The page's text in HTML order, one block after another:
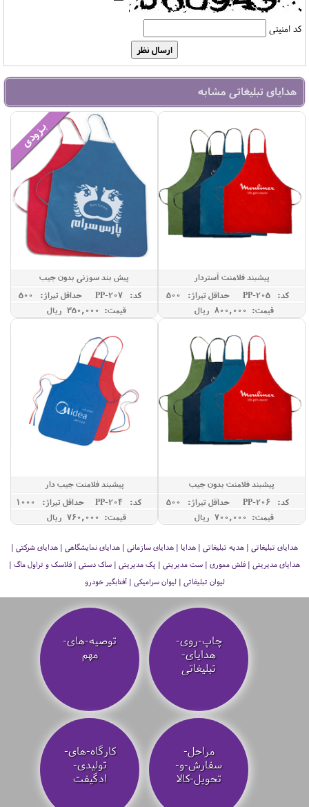
کد امنیتی
هدایای تبلیغاتی مشابه
پیشبند فلامنت آستردار
کد: PP-205
حداقل تيراژ: 500
قیمت: 800,000 ريال
پیش بند سوزنی بدون جیب
کد: PP-207
حداقل تيراژ: 500
قیمت: 350,000 ريال
پیشبند فلامنت بدون جیب
کد: PP-206
حداقل تيراژ: 500
قیمت: 700,000 ريال
پیشبند فلامنت جیب دار
کد: PP-204
حداقل تيراژ: 1000
قیمت: 760,000 ريال
هدایای تبلیغاتی | هدیه تبلیغاتی | هدایا | هدایای سازمانی | هدایای نمایشگاهی | هدایای شرکتی |
هدایای مدیریتی | فلش مموری | ست مدیریتی | پک مدیریتی | ساک دستی | فلاسک و تراول ماگ |
لیوان تبلیغاتی | لیوان سرامیکی | آفتابگیر خودرو
چاپ-روی-
هدایای-
تبلیغاتی
توصیه‌-های-
مهم
مراحل-
سفارش-و-
تحویل-کالا
کارگاه-های-
تولیدی-
ادگیفت